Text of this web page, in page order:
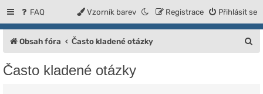
FAQ Přihlásit se
Registrace
Vzorník barev
Obsah fóra Často kladené otázky
Často kladené otázky